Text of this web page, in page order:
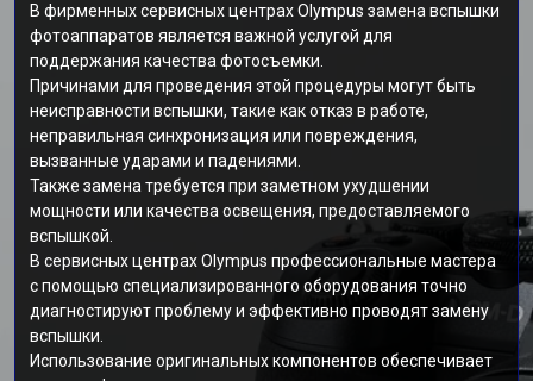
В фирменных сервисных центрах Olympus замена вспышки
фотоаппаратов является важной услугой для
поддержания качества фотосъемки.
Причинами для проведения этой процедуры могут быть
неисправности вспышки, такие как отказ в работе,
неправильная синхронизация или повреждения,
вызванные ударами и падениями.
Также замена требуется при заметном ухудшении
мощности или качества освещения, предоставляемого
вспышкой.
В сервисных центрах Olympus профессиональные мастера
с помощью специализированного оборудования точно
диагностируют проблему и эффективно проводят замену
вспышки.
Использование оригинальных компонентов обеспечивает